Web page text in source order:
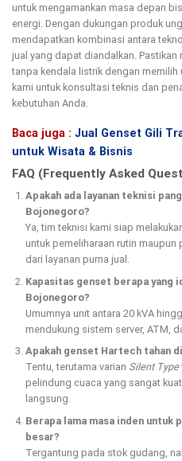
untuk mengamankan masa depan
energi. Dengan dukungan produk
mendapatkan kombinasi antara
jual yang dapat diandalkan.
tanpa kendala listrik dengan
kami untuk konsultasi teknis dan
kebutuhan Anda.
Baca juga : Jual Genset Gili
untuk Wisata & Bisnis
FAQ (Frequently Asked
Apakah ada layanan teknisi
Bojonegoro?
Ya, tim teknisi kami siap
untuk pemeliharaan rutin
dari layanan purna jual.
Kapasitas genset berapa yang
Bojonegoro?
Umumnya unit antara 20 kVA
mendukung sistem server, ATM,
Apakah genset Hartech tahan
Tentu, terutama varian Silent Type
pelindung cuaca yang sangat
langsung.
Berapa lama masa inden untuk
besar?
Tergantung pada stok gudang,